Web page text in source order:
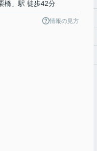
橋 」駅 徒歩42分
情報の見方